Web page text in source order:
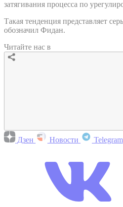
затягивания процесса по
Такая тенденция представляет
обозначил Фидан.
Читайте нас в
Дзен Новости Telegram